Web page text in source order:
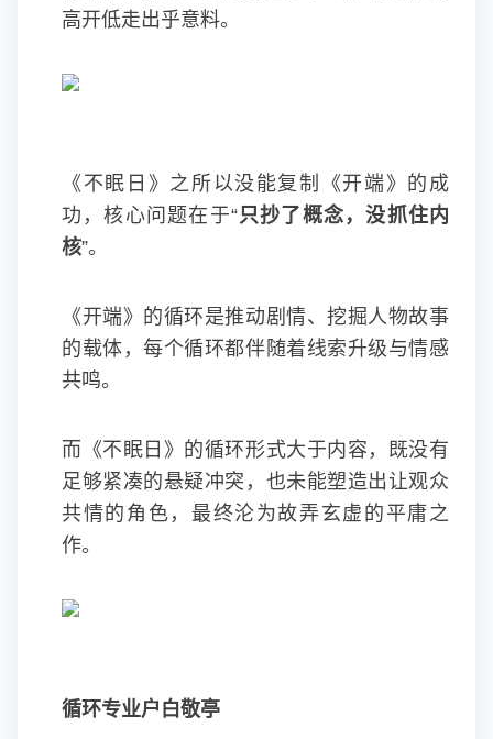
高开低走出乎意料。
《不眠日》之所以没能复制《开端》的成
功，核心问题在于“只抄了概念，没抓住内
核”。
《开端》的循环是推动剧情、挖掘人物故事
的载体，每个循环都伴随着线索升级与情感
共鸣。
而《不眠日》的循环形式大于内容，既没有
足够紧凑的悬疑冲突，也未能塑造出让观众
共情的角色，最终沦为故弄玄虚的平庸之
作。
循环专业户白敬亭